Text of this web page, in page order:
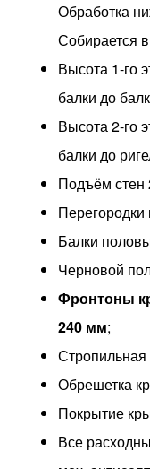
Обработка
Собирается в
Высота 1-го
балки до
Высота 2-го
балки до
Подъём стен
Перегородки
Балки
Черновой
Фронтоны
240 мм;
Обрешетка
Покрытие
Все